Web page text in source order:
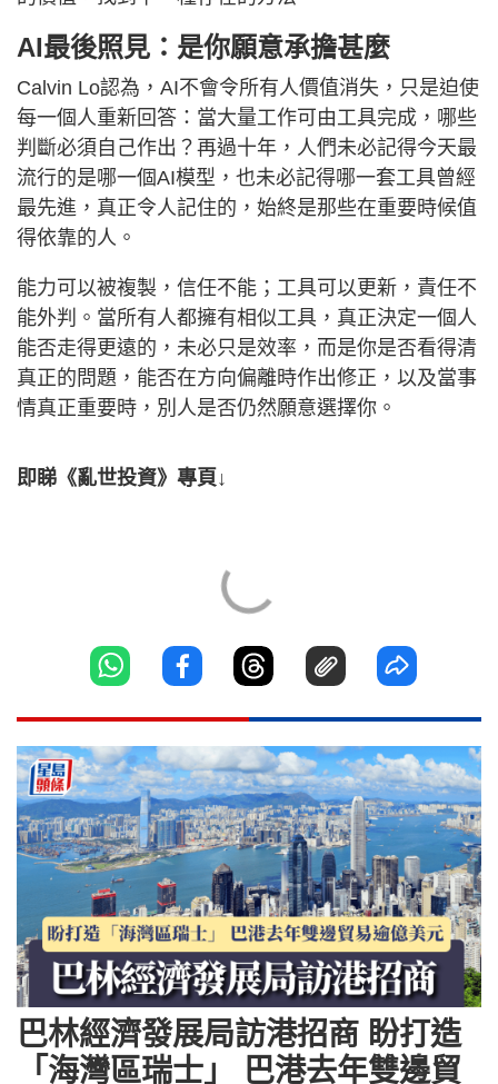
AI最後照見：是你願意承擔甚麼
Calvin Lo認為，AI不會令所有人價值消失，只是迫使
每一個人重新回答：當大量工作可由工具完成，哪些
判斷必須自己作出？再過十年，人們未必記得今天最
流行的是哪一個AI模型，也未必記得哪一套工具曾經
最先進，真正令人記住的，始終是那些在重要時候值
得依靠的人。
能力可以被複製，信任不能；工具可以更新，責任不
能外判。當所有人都擁有相似工具，真正決定一個人
能否走得更遠的，未必只是效率，而是你是否看得清
真正的問題，能否在方向偏離時作出修正，以及當事
情真正重要時，別人是否仍然願意選擇你。
即睇《亂世投資》專頁↓
巴林經濟發展局訪港招商 盼打造
「海灣區瑞士」 巴港去年雙邊貿